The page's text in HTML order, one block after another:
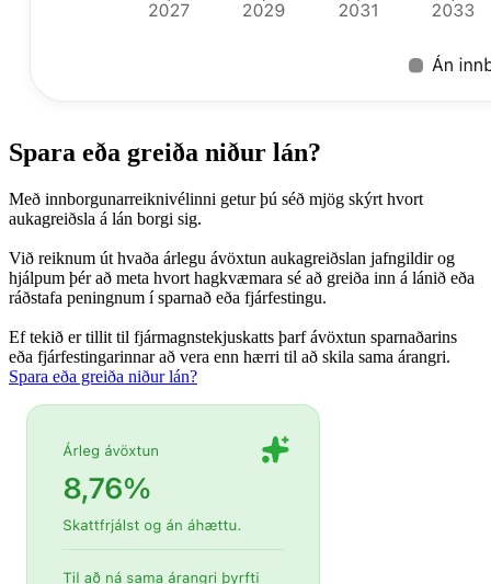
Spara eða greiða niður lán?
Með innborgunarreiknivélinni getur þú séð mjög skýrt hvort
aukagreiðsla á lán borgi sig.
Við reiknum út hvaða árlegu ávöxtun aukagreiðslan jafngildir og
hjálpum þér að meta hvort hagkvæmara sé að greiða inn á lánið eða
ráðstafa peningnum í sparnað eða fjárfestingu.
Ef tekið er tillit til fjármagnstekjuskatts þarf ávöxtun sparnaðarins
eða fjárfestingarinnar að vera enn hærri til að skila sama árangri.
Spara eða greiða niður lán?